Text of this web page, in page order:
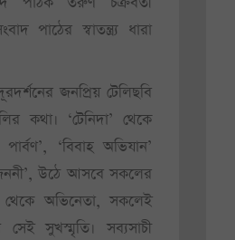
পাঠের স্বাতন্ত্র্য ধারা
জনপ্রিয় টেলিছবি
কথা। ‘টেনিদা’ থেকে
‘বিবাহ অভিযান’
উঠে আসবে সকলের
থেকে অভিনেতা, সকলেই
সুখস্মৃতি। সব্যসাচী